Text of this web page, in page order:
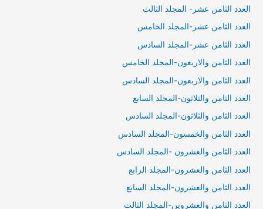
العدد الثامن عشر- المجلد الثالث
العدد الثامن عشر-المجلد الخامس
العدد الثامن عشر-المجلد السادس
العدد الثامن والاربعون-المجلد الخامس
العدد الثامن والاربعون-المجلد السادس
العدد الثامن والثلاثون-المجلد السابع
العدد الثامن والثلاثون-المجلد السادس
العدد الثامن والخمسون-المجلد السادس
العدد الثامن والعشرون -المجلد السادس
العدد الثامن والعشرون-المجلد الرابع
العدد الثامن والعشرون-المجلد السابع
العدد الثامن والعشروين-المجلد الثالث